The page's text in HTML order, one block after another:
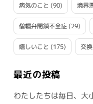
病気のこと (90) 境界
僧帽弁閉鎖不全症(29)
嬉しいこと (175) 交
最近の投稿
わたしたちは毎日、大